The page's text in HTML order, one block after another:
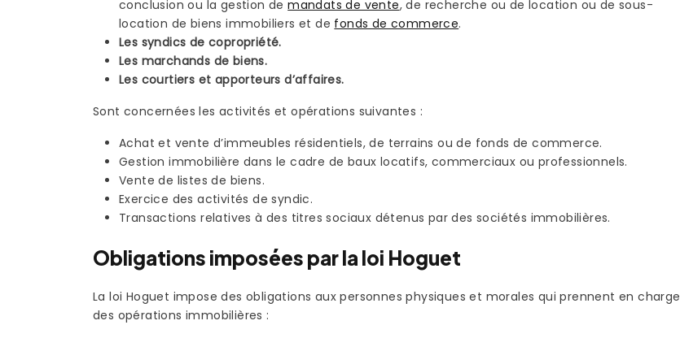
conclusion ou la gestion demandats de vente, de recherche ou de location ou de sous-
location de biens immobiliers et de fonds de commerce.
Les syndics de copropriété.
Les marchands de biens.
Les courtiers et apporteurs d’affaires.
Sont concernées les activités et opérations suivantes :
Achat et vente d’immeubles résidentiels, de terrains ou de fonds de commerce.
Gestion immobilière dans le cadre de baux locatifs, commerciaux ou professionnels.
Vente de listes de biens.
Exercice des activités de syndic.
Transactions relatives à des titres sociaux détenus par des sociétés immobilières.
Obligations imposées par la loi Hoguet
La loi Hoguet impose des obligations aux personnes physiques et morales qui prennent en charge
des opérations immobilières :